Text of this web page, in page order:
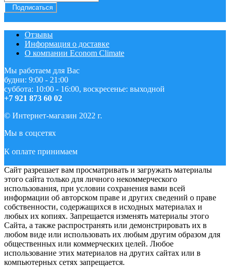
Подписаться
Отзывы
Информация о доставке
О компании Econom Climate
Мы работаем для Вас
будни: 9:00 - 21:00
суббота: 10:00 - 16:00, воскресенье: выходной
+7 921 873 60 02
© Интернет-магазин 2022 г.
Мы в соцсетях
К оплате принимаем
Сайт разрешает вам просматривать и загружать материалы
этого сайта только для личного некоммерческого
использования, при условии сохранения вами всей
информации об авторском праве и других сведений о праве
собственности, содержащихся в исходных материалах и
любых их копиях. Запрещается изменять материалы этого
Сайта, а также распространять или демонстрировать их в
любом виде или использовать их любым другим образом для
общественных или коммерческих целей. Любое
использование этих материалов на других сайтах или в
компьютерных сетях запрещается.